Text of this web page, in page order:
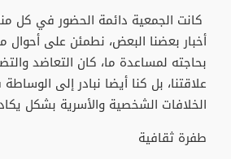
كانت الجمعية دائمة الحضور في كل
أخبار بعضنا البعض، نطمئن على أحوال
بحاجته لمساعدة ما، كان التعاضد
علاقتنا، بل كنا أيضا نبادر إلى
الخلافات الشخصية والأسرية بشكل
طفرة ثقافية